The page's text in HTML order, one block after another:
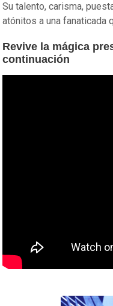
Su talento, carisma,
atónitos a una fanaticada
Revive la mágica
continuación